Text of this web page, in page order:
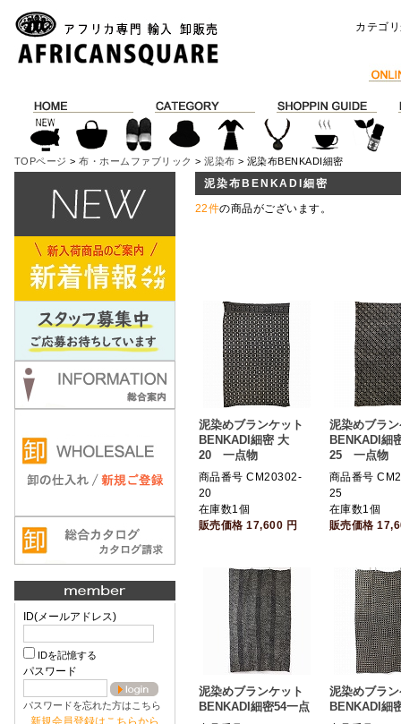
カテゴ
TOPページ >布・ホームファブリック >泥染布 > 泥染布BENKADI細密
ID(メールアドレス)
IDを記憶する
パスワード
パスワードを忘れた方はこちら
新規会員登録はこちらから
泥染布BENKADI細密
22件の商品がございます。
泥染めブランケット
BENKADI細密 大
20 一点物
商品番号 CM20302-
20
在庫数1個
販売価格17,600 円
泥染めブラ
BENKADI細
25 一点物
商品番号
25
在庫数1個
販売価格
泥染めブランケット
BENKADI細密54一点
泥染めブラ
BENKADI細